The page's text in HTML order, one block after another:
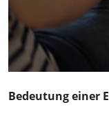
Bedeutung einer